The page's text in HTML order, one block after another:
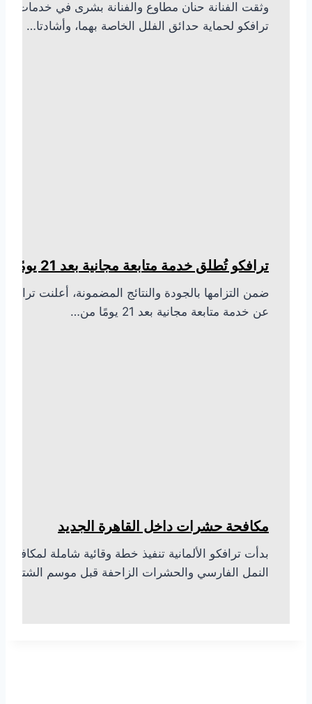
وثقت الفنانة حنان مطاوع والفنانة بشرى في خدمات
ترافكو لحماية حدائق الفلل الخاصة بهما، وأشادتا…
ترافكو تُطلق خدمة متابعة مجانية بعد 21 يومًا
ضمن التزامها بالجودة والنتائج المضمونة، أعلنت ترافكو
عن خدمة متابعة مجانية بعد 21 يومًا من…
مكافحة حشرات داخل القاهرة الجديد
بدأت ترافكو الألمانية تنفيذ خطة وقائية شاملة لمكافحة
النمل الفارسي والحشرات الزاحفة قبل موسم الشتاء…